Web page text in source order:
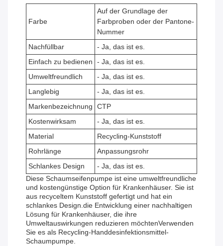
Farbe
Auf der Grundlage der
Farbproben oder der Pantone-
Nummer
Nachfüllbar
- Ja, das ist es.
Einfach zu bedienen
- Ja, das ist es.
Umweltfreundlich
- Ja, das ist es.
Langlebig
- Ja, das ist es.
Markenbezeichnung
CTP
Kostenwirksam
- Ja, das ist es.
Material
Recycling-Kunststoff
Rohrlänge
Anpassungsrohr
Schlankes Design
- Ja, das ist es.
Diese Schaumseifenpumpe ist eine umweltfreundliche
und kostengünstige Option für Krankenhäuser. Sie ist
aus recyceltem Kunststoff gefertigt und hat ein
schlankes Design.die Entwicklung einer nachhaltigen
Lösung für Krankenhäuser, die ihre
Umweltauswirkungen reduzieren möchtenVerwenden
Sie es als Recycling-Handdesinfektionsmittel-
Schaumpumpe.